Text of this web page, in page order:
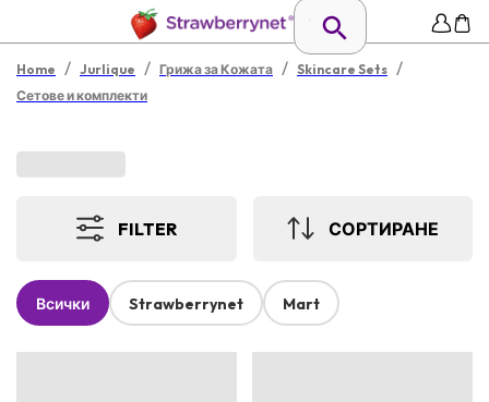
Home / Jurlique / Грижа за Кожата / Skincare Sets /
Сетове и комплекти
FILTER СОРТИРАНЕ
Всички Strawberrynet Mart